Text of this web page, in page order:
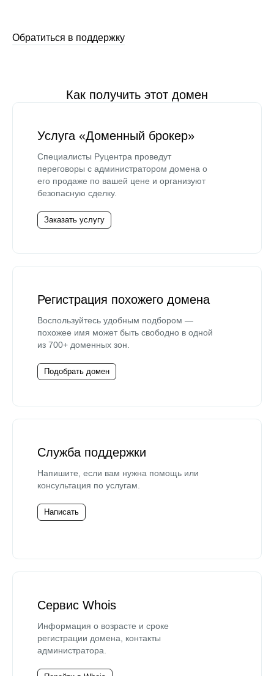
Обратиться в поддержку
Как получить этот домен
Услуга «Доменный брокер»
Специалисты Руцентра проведут
переговоры с администратором домена о
его продаже по вашей цене и организуют
безопасную сделку.
Заказать услугу
Регистрация похожего домена
Воспользуйтесь удобным подбором —
похожее имя может быть свободно в одной
из 700+ доменных зон.
Подобрать домен
Служба поддержки
Напишите, если вам нужна помощь или
консультация по услугам.
Написать
Сервис Whois
Информация о возрасте и сроке
регистрации домена, контакты
администратора.